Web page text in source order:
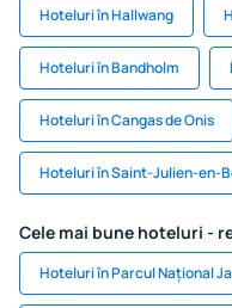
Hoteluri în Hallwang
Hoteluri în Bandholm
Hoteluri în Cangas de Onis
Hoteluri în Saint-Julien-en-
Cele mai bune hoteluri -
Hoteluri în Parcul Național